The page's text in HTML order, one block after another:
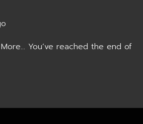
You’ve reached the end of